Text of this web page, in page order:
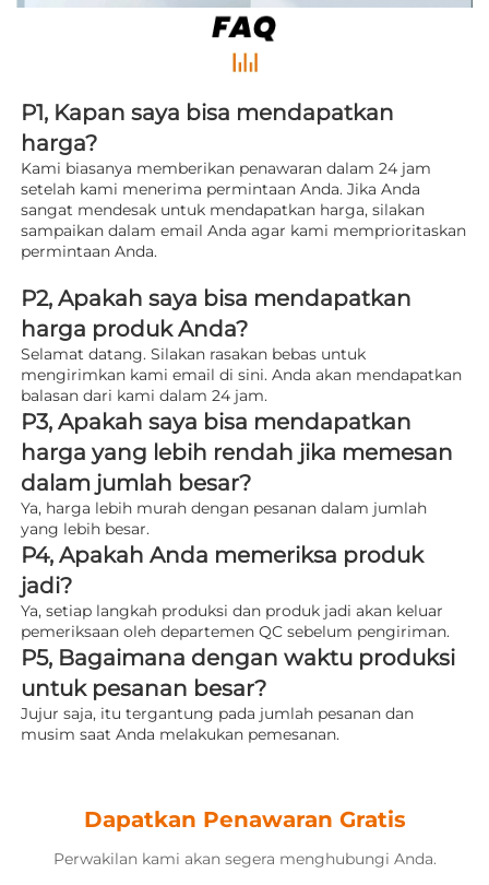
P1, Kapan saya bisa mendapatkan
harga?
Kami biasanya memberikan penawaran dalam 24 jam
setelah kami menerima permintaan Anda. Jika Anda
sangat mendesak untuk mendapatkan harga, silakan
sampaikan dalam email Anda agar kami memprioritaskan
permintaan Anda.
P2, Apakah saya bisa mendapatkan
harga produk Anda?
Selamat datang. Silakan rasakan bebas untuk
mengirimkan kami email di sini. Anda akan mendapatkan
balasan dari kami dalam 24 jam.
P3, Apakah saya bisa mendapatkan
harga yang lebih rendah jika memesan
dalam jumlah besar?
Ya, harga lebih murah dengan pesanan dalam jumlah
yang lebih besar.
P4, Apakah Anda memeriksa produk
jadi?
Ya, setiap langkah produksi dan produk jadi akan keluar
pemeriksaan oleh departemen QC sebelum pengiriman.
P5, Bagaimana dengan waktu produksi
untuk pesanan besar?
Jujur saja, itu tergantung pada jumlah pesanan dan
musim saat Anda melakukan pemesanan.
Dapatkan Penawaran Gratis
Perwakilan kami akan segera menghubungi Anda.